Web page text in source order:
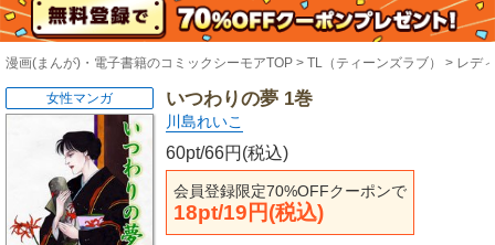
漫画(まんが)・電子書籍のコミックシーモアTOP TL（ティーンズラブ） レデ
いつわりの夢 1巻
川島れいこ
60pt/66円(税込)
会員登録限定70%OFFクーポンで
18pt/19円(税込)
女性マンガ